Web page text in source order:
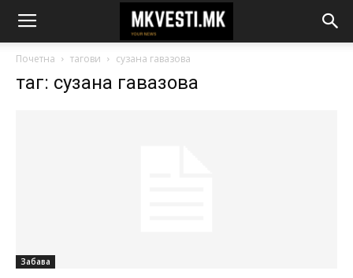
Почетна тагови сузана гавазова
таг: сузана гавазова
Забава